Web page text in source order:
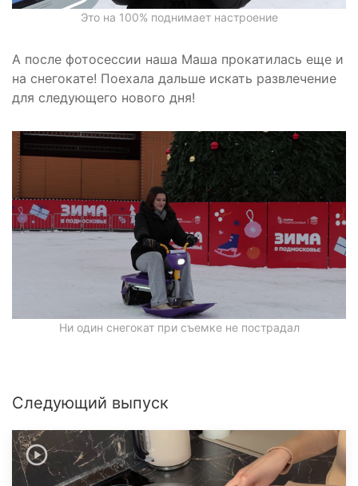
Это на 100% поднимает настроение
А после фотосессии наша Маша прокатилась еще и
на снегокате! Поехала дальше искать развлечение
для следующего нового дня!
Ни один снегокат при съемке не пострадал
Следующий выпуск